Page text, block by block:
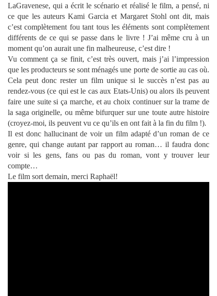
LaGravenese, qui a écrit le scénario et réalisé le film, a pensé, ni
ce que les auteurs Kami Garcia et Margaret Stohl ont dit, mais
c’est complètement fou tant tous les éléments sont complètement
différents de ce qui se passe dans le livre ! J’ai même cru à un
moment qu’on aurait une fin malheureuse, c’est dire !
Vu comment ça se finit, c’est très ouvert, mais j’ai l’impression
que les producteurs se sont ménagés une porte de sortie au cas où.
Cela peut donc rester un film unique si le succès n’est pas au
rendez-vous (ce qui est le cas aux Etats-Unis) ou alors ils peuvent
faire une suite si ça marche, et au choix continuer sur la trame de
la saga originelle, ou même bifurquer sur une toute autre histoire
(croyez-moi, ils peuvent vu ce qu’ils en ont fait à la fin du film !).
Il est donc hallucinant de voir un film adapté d’un roman de ce
genre, qui change autant par rapport au roman… il faudra donc
voir si les gens, fans ou pas du roman, vont y trouver leur
compte…
Le film sort demain, merci Raphaël!